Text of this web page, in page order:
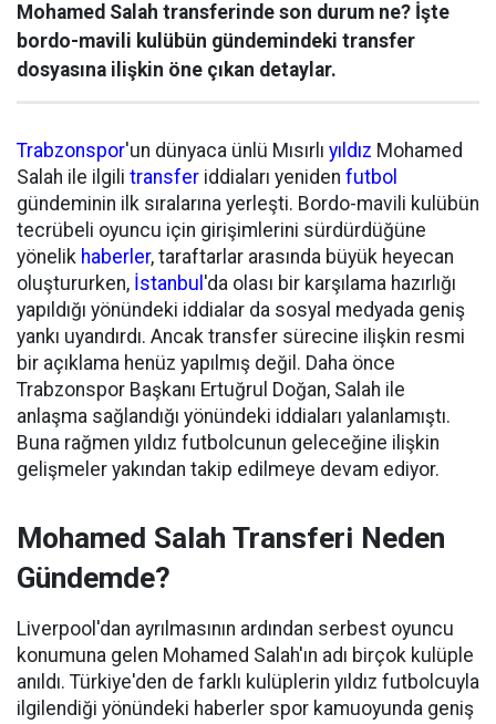
Mohamed Salah transferinde son durum ne? İşte
bordo-mavili kulübün gündemindeki transfer
dosyasına ilişkin öne çıkan detaylar.
Trabzonspor'un dünyaca ünlü Mısırlı yıldız Mohamed
Salah ile ilgili transfer iddiaları yeniden futbol
gündeminin ilk sıralarına yerleşti. Bordo-mavili kulübün
tecrübeli oyuncu için girişimlerini sürdürdüğüne
yönelik haberler, taraftarlar arasında büyük heyecan
oluştururken, İstanbul 'da olası bir karşılama hazırlığı
yapıldığı yönündeki iddialar da sosyal medyada geniş
yankı uyandırdı. Ancak transfer sürecine ilişkin resmi
bir açıklama henüz yapılmış değil. Daha önce
Trabzonspor Başkanı Ertuğrul Doğan, Salah ile
anlaşma sağlandığı yönündeki iddiaları yalanlamıştı.
Buna rağmen yıldız futbolcunun geleceğine ilişkin
gelişmeler yakından takip edilmeye devam ediyor.
Mohamed Salah Transferi Neden
Gündemde?
Liverpool'dan ayrılmasının ardından serbest oyuncu
konumuna gelen Mohamed Salah'ın adı birçok kulüple
anıldı. Türkiye'den de farklı kulüplerin yıldız futbolcuyla
ilgilendiği yönündeki haberler spor kamuoyunda geniş